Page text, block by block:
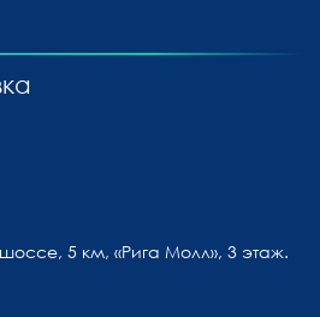
5 км, «Рига Молл», 3 этаж.